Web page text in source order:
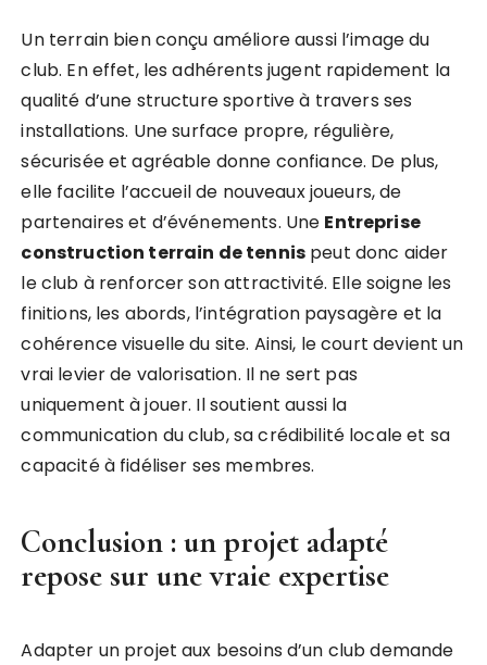
Un terrain bien conçu améliore aussi l’image du
club. En effet, les adhérents jugent rapidement la
qualité d’une structure sportive à travers ses
installations. Une surface propre, régulière,
sécurisée et agréable donne confiance. De plus,
elle facilite l’accueil de nouveaux joueurs, de
partenaires et d’événements. Une Entreprise
construction terrain de tennispeut donc aider
le club à renforcer son attractivité. Elle soigne les
finitions, les abords, l’intégration paysagère et la
cohérence visuelle du site. Ainsi, le court devient un
vrai levier de valorisation. Il ne sert pas
uniquement à jouer. Il soutient aussi la
communication du club, sa crédibilité locale et sa
capacité à fidéliser ses membres.
Conclusion : un projet adapté
repose sur une vraie expertise
Adapter un projet aux besoins d’un club demande